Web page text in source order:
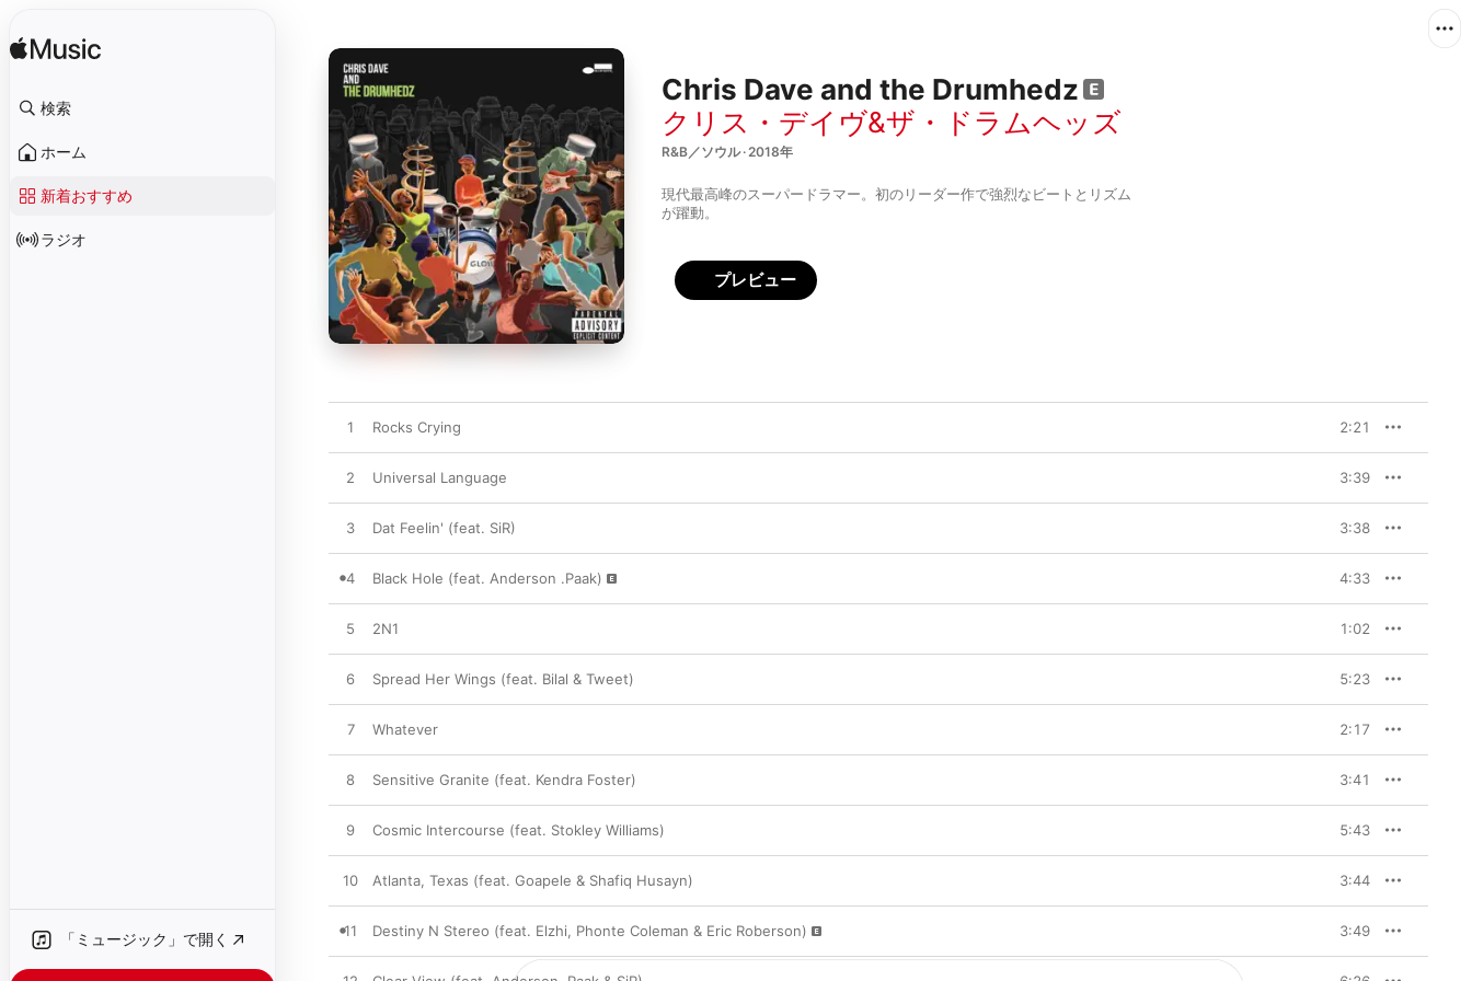
検索
ホーム
新着おすすめ
ラジオ
「ミュージック」で開く
Chris Dave and the Drumhedz
クリス・デイヴ&ザ・ドラムヘッズ
R&B／ソウル · 2018年
現代最高峰のスーパードラマー。初のリーダー作で強烈なビートとリズム
が躍動。
プレビュー
1 Rocks Crying 2:21
2 Universal Language 3:39
3 Dat Feelin' (feat. SiR) 3:38
4 Black Hole (feat. Anderson .Paak) 4:33
5 2N1 1:02
6 Spread Her Wings (feat. Bilal & Tweet) 5:23
7 Whatever 2:17
8 Sensitive Granite (feat. Kendra Foster) 3:41
9 Cosmic Intercourse (feat. Stokley Williams) 5:43
10 Atlanta, Texas (feat. Goapele & Shafiq Husayn) 3:44
11 Destiny N Stereo (feat. Elzhi, Phonte Coleman & Eric Roberson) 3:49